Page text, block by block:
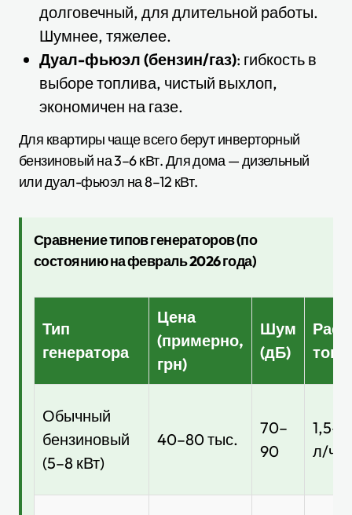
долговечный, для длительной работы.
Шумнее, тяжелее.
Дуал-фьюэл (бензин/газ): гибкость в
выборе топлива, чистый выхлоп,
экономичен на газе.
Для квартиры чаще всего берут инверторный
бензиновый на 3–6 кВт. Для дома — дизельный
или дуал-фьюэл на 8–12 кВт.
Сравнение типов генераторов (по
состоянию на февраль 2026 года)
Тип
генератора
Цена
(примерно,
грн)
Шум
(дБ)
Обычный
бензиновый
(5–8 кВт)
40–80 тыс.
70–
90
л/ч